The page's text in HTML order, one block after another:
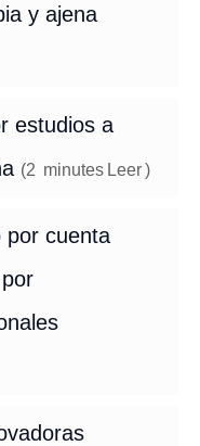
y ajena
estudios a
(2 minutes Leer)
por cuenta